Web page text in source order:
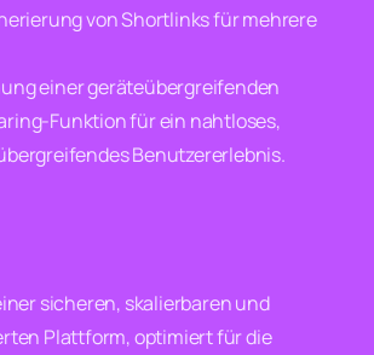
von Shortlinks für mehrere
einer geräteübergreifenden
Funktion für ein nahtloses,
Benutzererlebnis.
sicheren, skalierbaren und
Plattform, optimiert für die